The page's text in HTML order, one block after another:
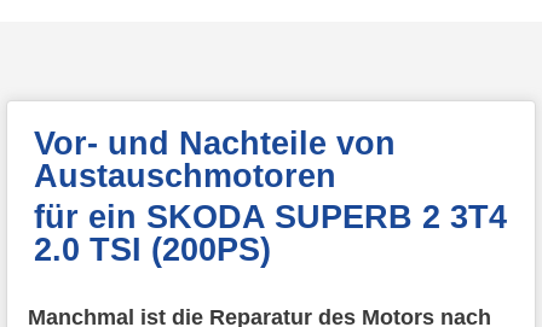
Vor- und Nachteile von
Austauschmotoren
für ein SKODA SUPERB 2 3T4
2.0 TSI (200PS)
Manchmal ist die Reparatur des Motors nach